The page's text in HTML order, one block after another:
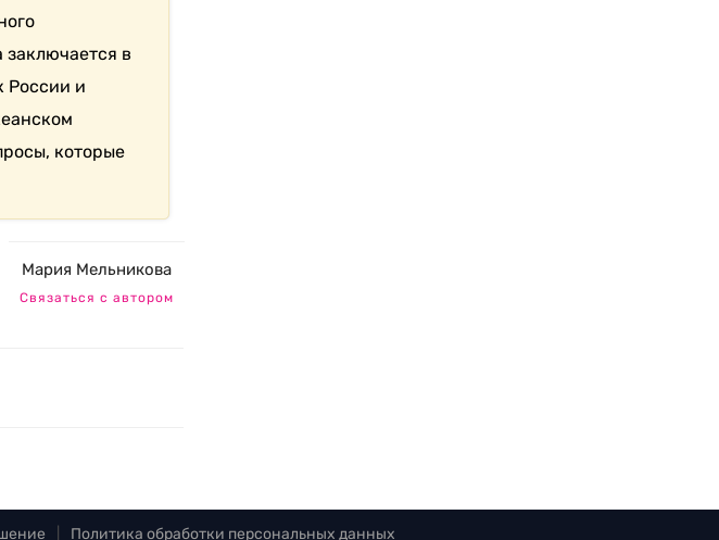
в
России и
которые
Мария Мельникова
Связаться с автором
Политика обработки персональных данных